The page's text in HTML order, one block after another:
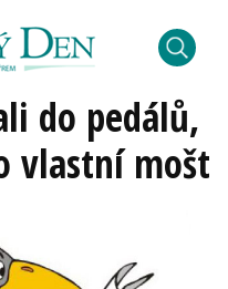
do pedálů,
vlastní mošt